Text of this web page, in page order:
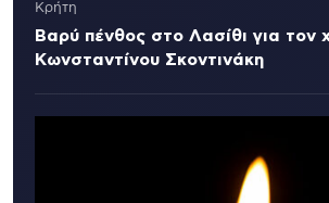
Κρήτη
Βαρύ πένθος στο Λασίθι για τον
Κωνσταντίνου Σκοντινάκη